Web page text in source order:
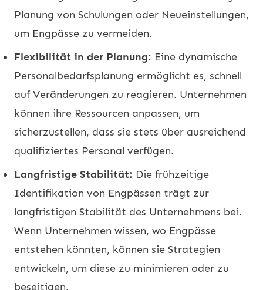
Planung von Schulungen oder Neueinstellungen,
um Engpässe zu vermeiden.
Flexibilität in der Planung: Eine dynamische
Personalbedarfsplanung ermöglicht es, schnell
auf Veränderungen zu reagieren. Unternehmen
können ihre Ressourcen anpassen, um
sicherzustellen, dass sie stets über ausreichend
qualifiziertes Personal verfügen.
Langfristige Stabilität: Die frühzeitige
Identifikation von Engpässen trägt zur
langfristigen Stabilität des Unternehmens bei.
Wenn Unternehmen wissen, wo Engpässe
entstehen könnten, können sie Strategien
entwickeln, um diese zu minimieren oder zu
beseitigen.